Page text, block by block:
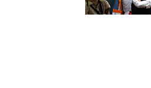
संसद प्रश्न: वैश्विक